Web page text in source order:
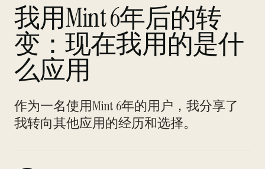
我用Mint 6年后的转
变：现在我用的是什
么应用
作为一名使用Mint 6年的用户，我分享了
我转向其他应用的经历和选择。